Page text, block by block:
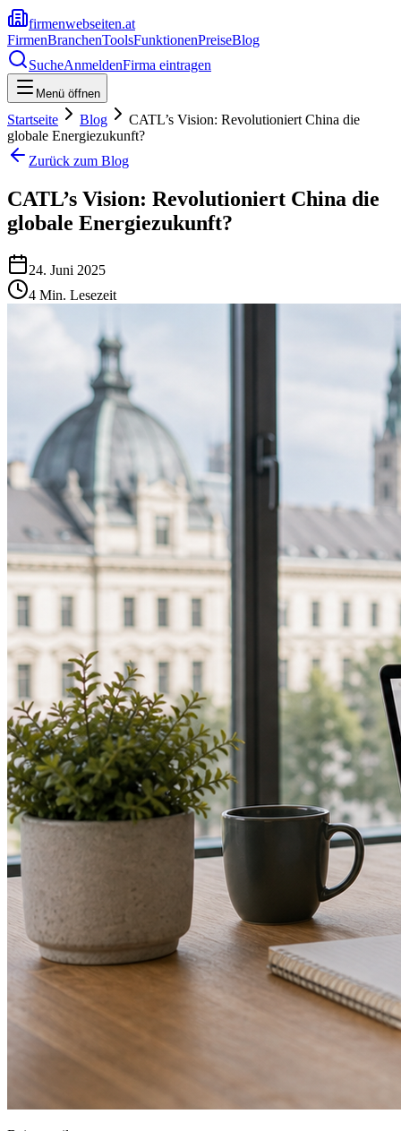
firmenwebseiten.at
FirmenBranchenToolsFunktionenPreiseBlog
SucheAnmeldenFirma eintragen
Menü öffnen
Startseite Blog
CATL’s Vision: Revolutioniert China die
globale Energiezukunft?
Zurück zum Blog
CATL’s Vision: Revolutioniert China die
globale Energiezukunft?
24. Juni 2025
4 Min. Lesezeit